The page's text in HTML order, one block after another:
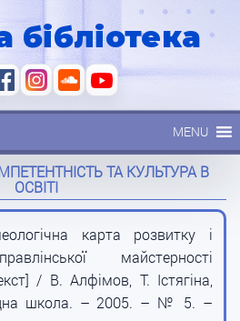
бібліотека
MENU
ТА КУЛЬТУРА В
ОСВІТІ
карта розвитку і
майстерності
/ В. Алфімов, Т. Істягіна,
школа. – 2005. – № 5. –